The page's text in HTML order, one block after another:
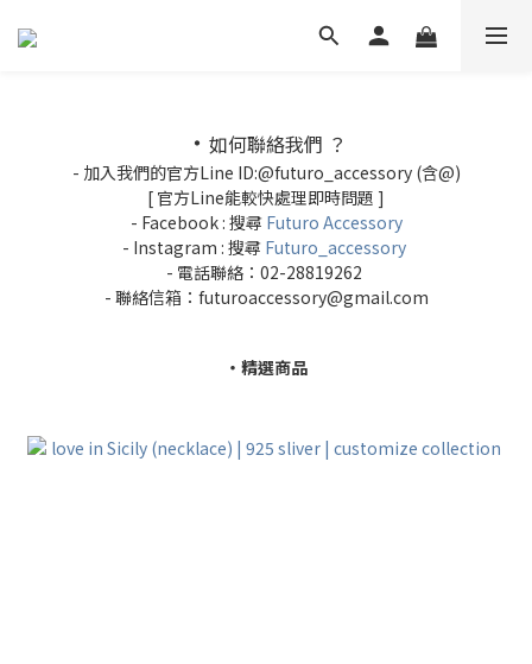
・ 如何聯絡我們 ？
- 加入我們的官方Line ID:@futuro_accessory (含@)
[ 官方Line能較快處理即時問題 ]
- Facebook : 搜尋 Futuro Accessory
- Instagram : 搜尋 Futuro_accessory
- 電話聯絡：02-28819262
- 聯絡信箱：futuroaccessory@gmail.com
・精選商品